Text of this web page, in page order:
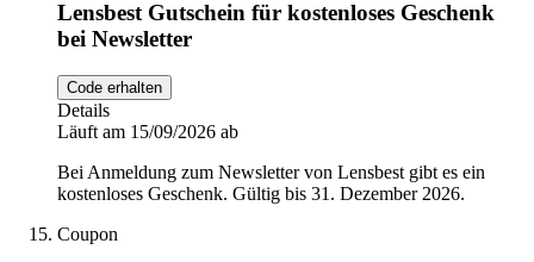
Lensbest Gutschein für kostenloses Geschenk
bei Newsletter
Code erhalten
Details
Läuft am 15/09/2026 ab
Bei Anmeldung zum Newsletter von Lensbest gibt es ein
kostenloses Geschenk. Gültig bis 31. Dezember 2026.
Coupon